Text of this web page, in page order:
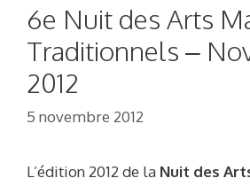
6e Nuit des Arts
Traditionnels –
2012
5 novembre 2012
L’édition 2012 de la Nuit des